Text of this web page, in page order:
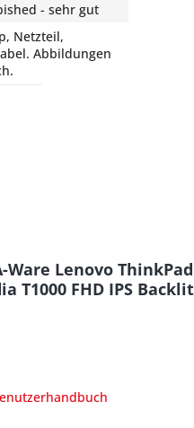
- sehr gut
Netzteil,
Abbildungen
Lenovo ThinkPad
T1000 FHD IPS